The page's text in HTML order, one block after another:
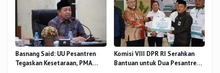
Basnang Said: UU Pesantren
Tegaskan Kesetaraan, PMA
Komisi VIII DPR RI Serahkan
Bantuan untuk Dua Pesantren